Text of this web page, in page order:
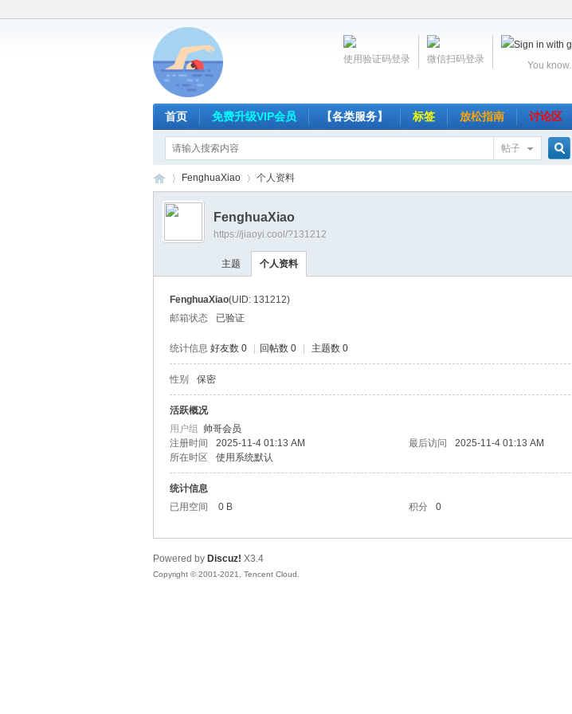
You know.
微信扫码登录
使用验证码登录
首页 免费升级VIP会员 【各类服务】 标签 放松指南 讨论区
帖子
网
›
FenghuaXiao 个人资料
FenghuaXiao
https://jiaoyi.cool/?131212
主题 个人资料
FenghuaXiao(UID: 131212)
邮箱状态
已验证
统计信息 好友数 0 回帖数 0 主题数 0
性别 保密
活跃概况
用户组 帅哥会员
注册时间
2025-11-4 01:13 AM 最后访问 2025-11-4 01:13 AM
所在时区
使用系统默认
统计信息
已用空间
0 B 积分 0
Powered by Discuz! X3.4
Copyright © 2001-2021, Tencent Cloud.